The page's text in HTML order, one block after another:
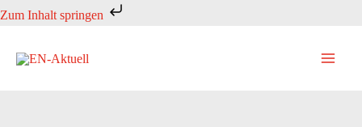
Zum Inhalt springen
Zum
springen